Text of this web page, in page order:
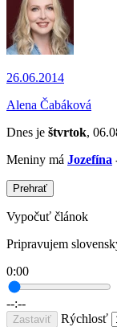
26.06.2014
Alena Čabáková
Dnes je štvrtok,
Meniny má Jozefína
Prehrať
Vypočuť článok
Pripravujem
0:00
--:--
Zastaviť Rýchlosť